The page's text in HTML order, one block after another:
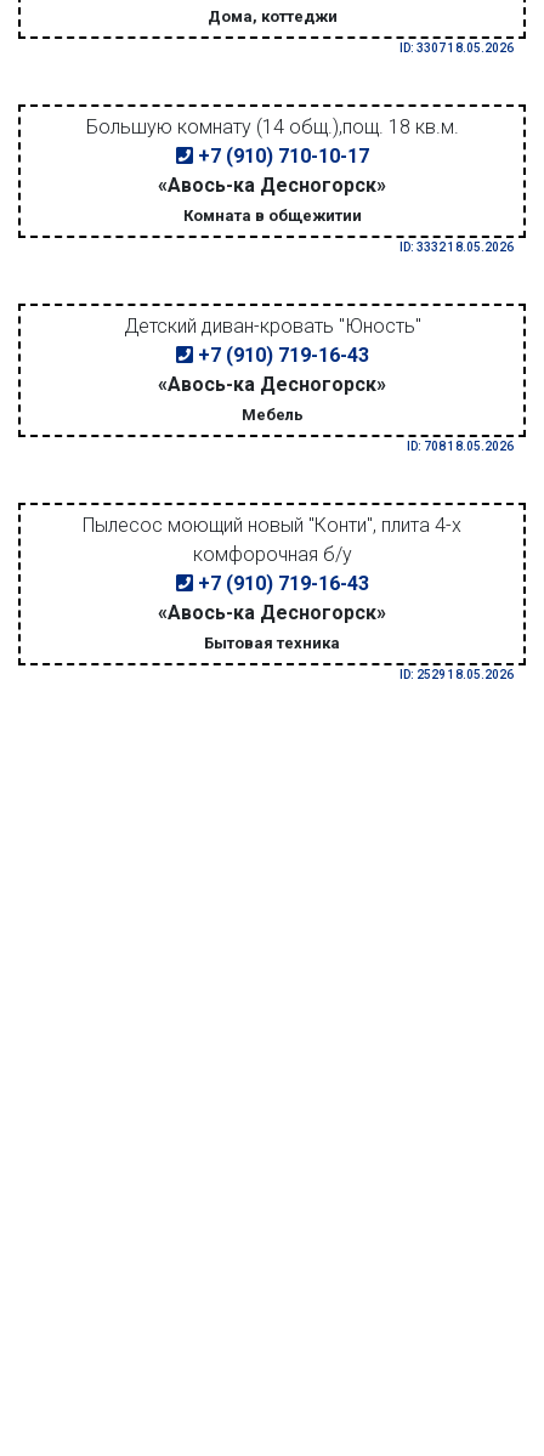
Дома, коттеджи
ID: 3307 18.05.2026
Большую комнату (14 общ.),пощ. 18 кв.м.
+7 (910) 710-10-17
«Авось-ка Десногорск»
Комната в общежитии
ID: 3332 18.05.2026
Детский диван-кровать "Юность"
+7 (910) 719-16-43
«Авось-ка Десногорск»
Мебель
ID: 708 18.05.2026
Пылесос моющий новый "Конти", плита 4-х
комфорочная б/у
+7 (910) 719-16-43
«Авось-ка Десногорск»
Бытовая техника
ID: 2529 18.05.2026